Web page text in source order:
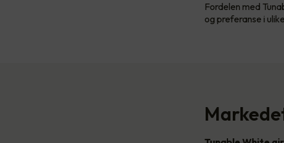
Fordelen med
og preferanse i